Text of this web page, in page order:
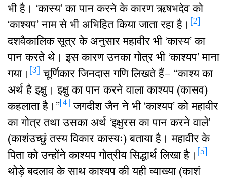
भी है। ‘कास्य’ का पान करने के कारण ऋषभदेव को
‘काश्यप’ नाम से भी अभिहित किया जाता रहा है। [2]
दशवैकालिक सूत्र के अनुसार महावीर भी ‘कास्य’ का
पान करते थे। इस कारण उनका गोत्र भी ‘काश्यप’ माना
गया। [3] चूर्णिकार जिनदास गणि लिखते हैं– “काश्य का
अर्थ है इक्षु। इक्षु का पान करने वाला काश्यप (कासव)
कहलाता है।”[4] जगदीश जैन ने भी ‘काश्यप’ को महावीर
का गोत्र तथा उसका अर्थ ‘इक्षुरस का पान करने वाले’
(काशंउच्छुं तस्य विकार कास्यः) बताया है। महावीर के
पिता को उन्होंने काश्यप गोत्रीय सिद्धार्थ लिखा है। [5]
थोड़े बदलाव के साथ काश्यप की यही व्याख्या (काशं